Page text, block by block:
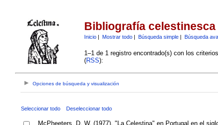
Bibliografía celestinesca
Inicio| Mostrar todo| Búsqueda simple| Búsqueda
1–1 de 1 registro encontrado(s) con los
(RSS):
Opciones de búsqueda y visualización
Seleccionar todo Deseleccionar todo
McPheeters, D. W. (1977). "La Celestina" en Portugal en el